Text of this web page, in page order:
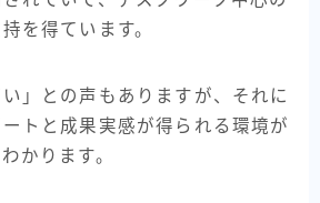
を得ています。
」との声もありますが、それに
トと成果実感が得られる環境が
かります。